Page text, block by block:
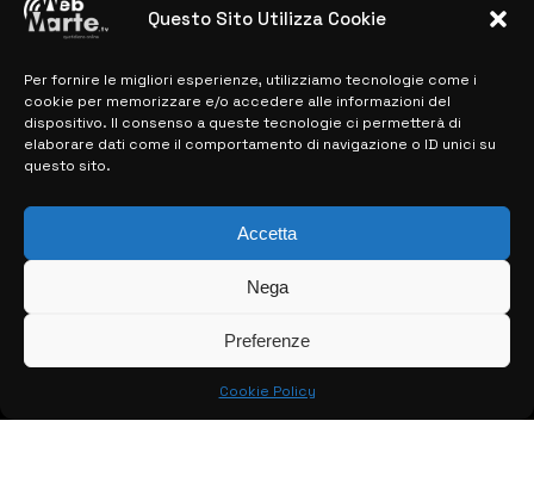
Questo Sito Utilizza Cookie
Per fornire le migliori esperienze, utilizziamo tecnologie come i
cookie per memorizzare e/o accedere alle informazioni del
dispositivo. Il consenso a queste tecnologie ci permetterà di
elaborare dati come il comportamento di navigazione o ID unici su
questo sito.
Accetta
Nega
Preferenze
Cookie Policy
28 MARZO 2024
MAPPA DEL SITO
> NOTIZIE
> EDIZIONI LOCALI